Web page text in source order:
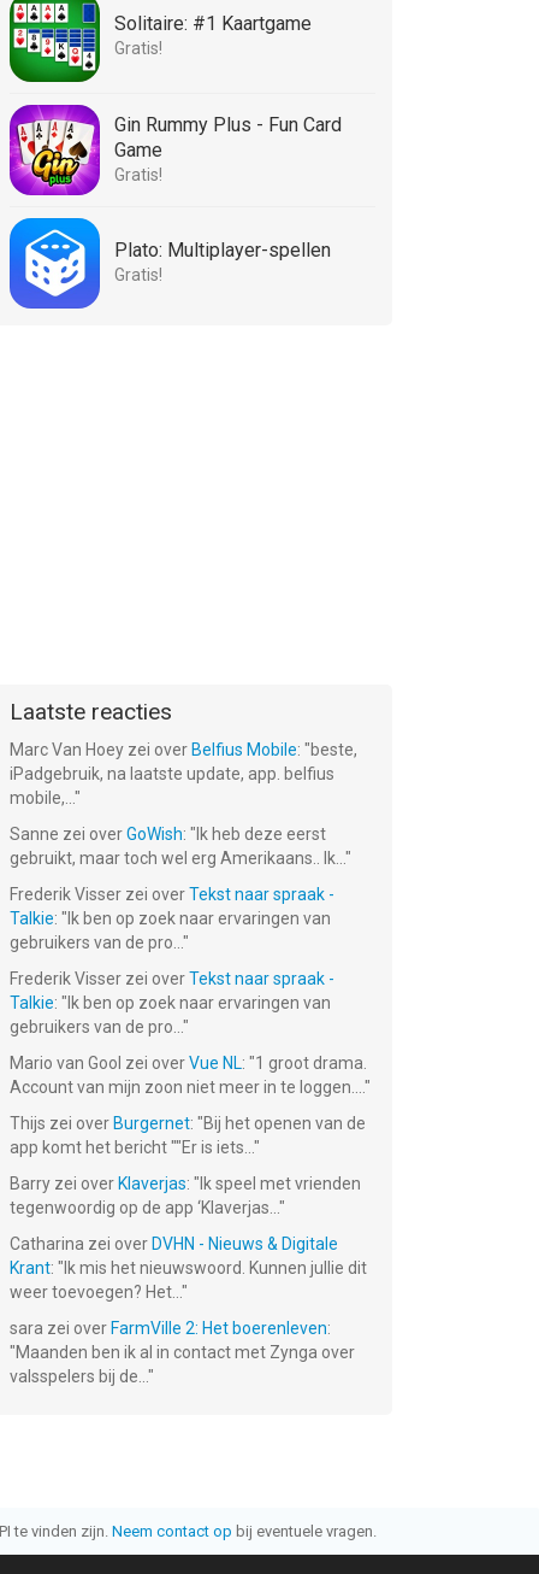
Solitaire: #1 Kaartgame
Gratis!
Gin Rummy Plus - Fun Card
Game
Gratis!
Plato: Multiplayer-spellen
Gratis!
Laatste reacties
Marc Van Hoey zei over Belfius Mobile: "beste,
iPadgebruik, na laatste update, app. belfius
mobile,... "
Sanne zei overGoWish: " Ik heb deze eerst
gebruikt, maar toch wel erg Amerikaans.. Ik... "
Frederik Visser zei overTekst naar spraak -
Talkie: " Ik ben op zoek naar ervaringen van
gebruikers van de pro... "
Frederik Visser zei overTekst naar spraak -
Talkie: " Ik ben op zoek naar ervaringen van
gebruikers van de pro... "
Mario van Gool zei overVue NL: "1 groot drama.
Account van mijn zoon niet meer in te loggen.... "
Thijs zei over Burgernet: "Bij het openen van de
app komt het bericht ""Er is iets... "
Barry zei over Klaverjas: " Ik speel met vrienden
tegenwoordig op de app ‘Klaverjas... "
Catharina zei over DVHN - Nieuws & Digitale
Krant: " Ik mis het nieuwswoord. Kunnen jullie dit
weer toevoegen? Het... "
sara zei over FarmVille 2: Het boerenleven:
"Maanden ben ik al in contact met Zynga over
valsspelers bij de... "
te vinden zijn. Neem contact op bij eventuele vragen.